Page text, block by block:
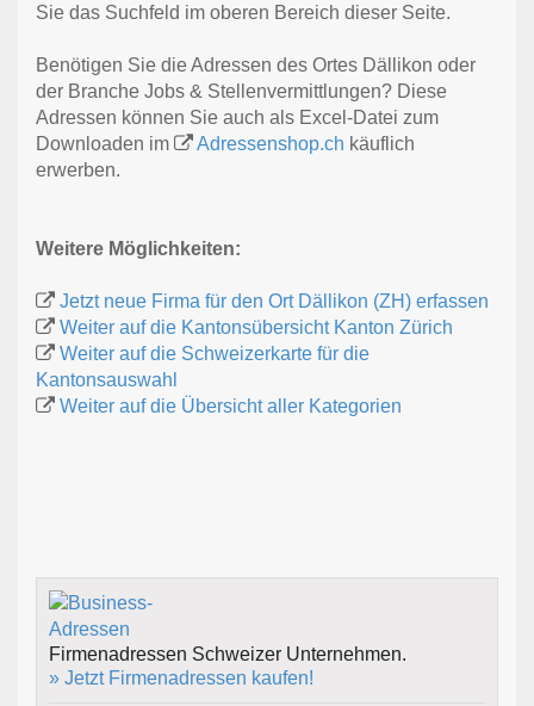
Sie das Suchfeld im oberen Bereich dieser Seite.
Benötigen Sie die Adressen des Ortes Dällikon oder
der Branche Jobs & Stellenvermittlungen? Diese
Adressen können Sie auch als Excel-Datei zum
Downloaden im
Adressenshop.ch käuflich
erwerben.
Weitere Möglichkeiten:
Jetzt neue Firma für den Ort Dällikon (ZH) erfassen
Weiter auf die Kantonsübersicht Kanton Zürich
Weiter auf die Schweizerkarte für die
Kantonsauswahl
Weiter auf die Übersicht aller Kategorien
Firmenadressen Schweizer Unternehmen.
» Jetzt Firmenadressen kaufen!